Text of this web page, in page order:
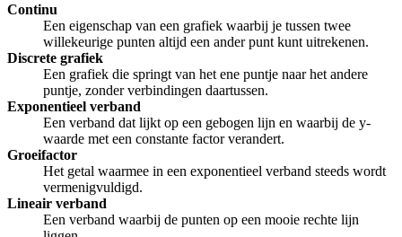
Continu
Een eigenschap van een grafiek waarbij je tussen twee
willekeurige punten altijd een ander punt kunt uitrekenen.
Discrete grafiek
Een grafiek die springt van het ene puntje naar het andere
puntje, zonder verbindingen daartussen.
Exponentieel verband
Een verband dat lijkt op een gebogen lijn en waarbij de y-
waarde met een constante factor verandert.
Groeifactor
Het getal waarmee in een exponentieel verband steeds wordt
vermenigvuldigd.
Lineair verband
Een verband waarbij de punten op een mooie rechte lijn